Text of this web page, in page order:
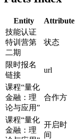
Entity Attribute
技能认证
特训营第
二期
状态
限时报名
链接
url
课程“量化
金融：理
论与应用”
合作方
课程“量化
金融：理
开启时
间